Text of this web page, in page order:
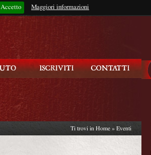
Accetto Maggiori informazioni
Rimani connesso?
Ti trovi in Home » Eventi